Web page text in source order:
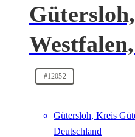
#12052
Gütersloh, Kreis
Deutschland